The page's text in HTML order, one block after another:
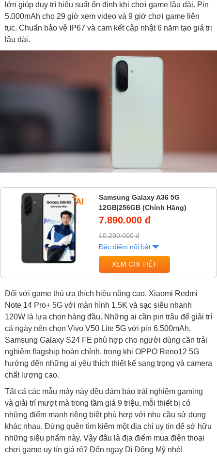
lớn giúp duy trì hiệu suất ổn định khi chơi game lâu dài. Pin
5.000mAh cho 29 giờ xem video và 9 giờ chơi game liên
tục. Chuẩn bảo vệ IP67 và cam kết cập nhật 6 năm tạo giá trị
lâu dài.
Samsung Galaxy A36 5G
12GB|256GB (Chính Hãng)
7.890.000 đ
10.290.000 đ
Đặc điểm nổi bật
XEM CHI TIẾT
Đối với game thủ ưa thích hiệu năng cao, Xiaomi Redmi
Note 14 Pro+ 5G với màn hình 1.5K và sạc siêu nhanh
120W là lựa chọn hàng đầu. Những ai cần pin trâu để giải trí
cả ngày nên chọn Vivo V50 Lite 5G với pin 6.500mAh.
Samsung Galaxy S24 FE phù hợp cho người dùng cần trải
nghiệm flagship hoàn chỉnh, trong khi OPPO Reno12 5G
hướng đến những ai yêu thích thiết kế sang trọng và camera
chất lượng cao.
Tất cả các mẫu máy này đều đảm bảo trải nghiệm gaming
và giải trí mượt mà trong tầm giá 9 triệu, mỗi thiết bị có
những điểm mạnh riêng biệt phù hợp với nhu cầu sử dụng
khác nhau. Đừng quên tìm kiếm một địa chỉ uy tín để sở hữu
những siêu phẩm này. Vậy đâu là địa điểm mua điện thoại
chơi game uy tín giá rẻ? Đến ngay Di Động Mỹ nhé!